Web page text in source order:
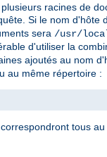
racines de
Si le nom d'hôte
sera /usr/
d'utiliser la
ajoutés au nom
au même répertoire :
correspondront tous